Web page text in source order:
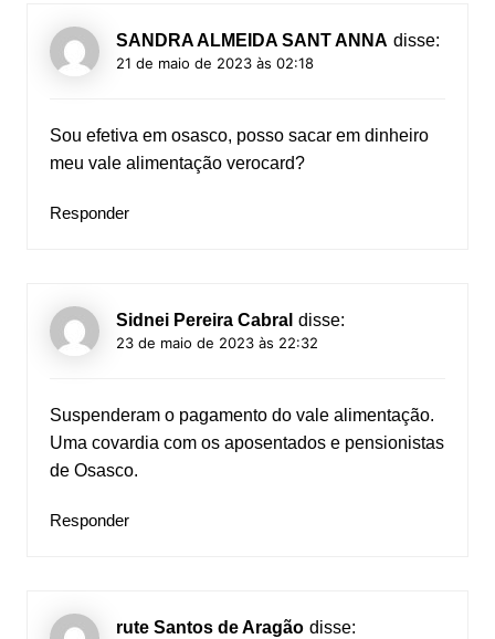
SANDRA ALMEIDA SANT ANNA disse:
21 de maio de 2023 às 02:18
Sou efetiva em osasco, posso sacar em dinheiro
meu vale alimentação verocard?
Responder
Sidnei Pereira Cabral disse:
23 de maio de 2023 às 22:32
Suspenderam o pagamento do vale alimentação.
Uma covardia com os aposentados e pensionistas
de Osasco.
Responder
rute Santos de Aragão disse: